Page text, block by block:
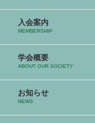
入会案内
MEMBERSHIP
学会概要
ABOUT OUR SOCIETY
お知らせ
NEWS